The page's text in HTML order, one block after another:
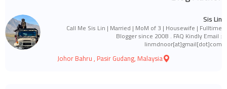
Sis Lin
Call Me Sis Lin | Married | MoM of 3 | Housewife | Fulltime
Blogger since 2008 . FAQ Kindly Email :
linmdnoor[at]gmail[dot]com
Johor Bahru , Pasir Gudang, Malaysia